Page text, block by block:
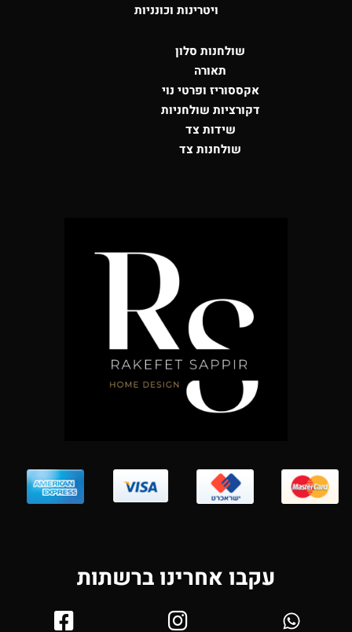
ויטרינות וכונניות
שולחנות סלון
תאורה
אקססוריז ופרטי נוי
דקורציות שולחניות
שידות צד
שולחנות צד
עקבו אחרינו ברשתות